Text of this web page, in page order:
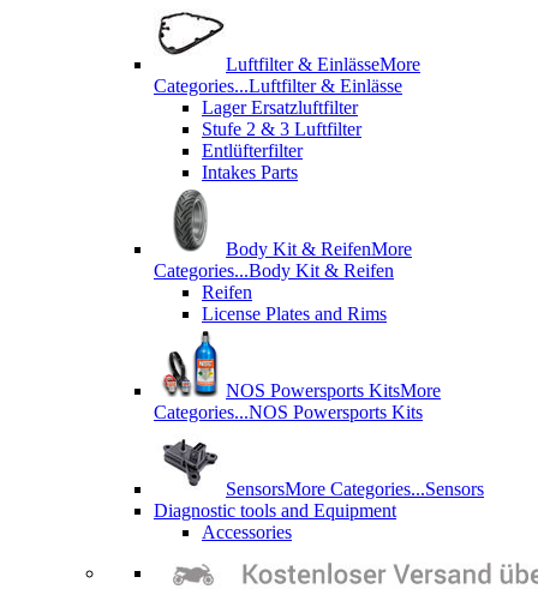
Luftfilter & EinlässeMore
Categories...Luftfilter & Einlässe
Lager Ersatzluftfilter
Stufe 2 & 3 Luftfilter
Entlüfterfilter
Intakes Parts
Body Kit & ReifenMore
Categories...Body Kit & Reifen
Reifen
License Plates and Rims
NOS Powersports KitsMore
Categories...NOS Powersports Kits
SensorsMore Categories...Sensors
Diagnostic tools and Equipment
Accessories